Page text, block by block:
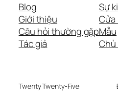
Blog
Giới thiệu
Câu hỏi thường gặp
Tác giả
Sự
Cửa
Mẫu
Twenty Twenty-Five